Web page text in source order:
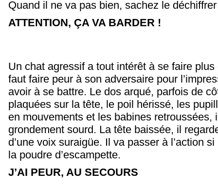
Quand il ne va pas bien, sachez le
ATTENTION, ÇA VA BARDER !
Un chat agressif a tout intérêt à se faire plus
faut faire peur à son adversaire pour
avoir à se battre. Le dos arqué, parfois de
plaquées sur la tête, le poil hérissé, les
en mouvements et les babines retroussées,
grondement sourd. La tête baissée, il
d’une voix suraigüe. Il va passer à l’action
la poudre d’escampette.
J’AI PEUR, AU SECOURS